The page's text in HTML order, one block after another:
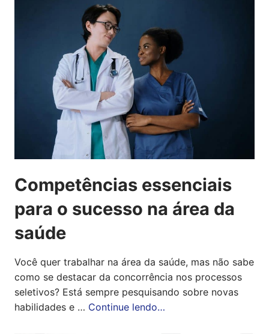
Competências essenciais
para o sucesso na área da
saúde
Você quer trabalhar na área da saúde, mas não sabe
como se destacar da concorrência nos processos
seletivos? Está sempre pesquisando sobre novas
habilidades e … Continue lendo…